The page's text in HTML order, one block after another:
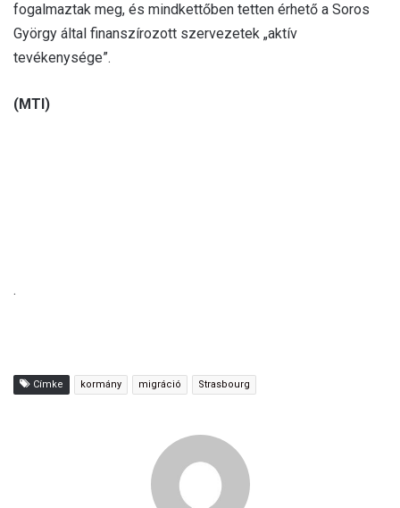
fogalmaztak meg, és mindkettőben tetten érhető a Soros
György által finanszírozott szervezetek „aktív
tevékenysége”.
(MTI)
.
Címke kormány migráció Strasbourg